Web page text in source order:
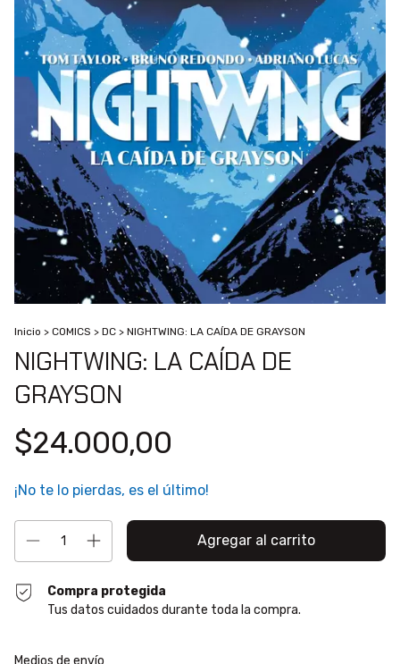
Inicio > COMICS > DC > NIGHTWING: LA CAÍDA DE GRAYSON
NIGHTWING: LA CAÍDA DE
GRAYSON
$24.000,00
¡No te lo pierdas, es el último!
Compra protegida
Tus datos cuidados durante toda la compra.
Entregas para el CP:
Medios de envío